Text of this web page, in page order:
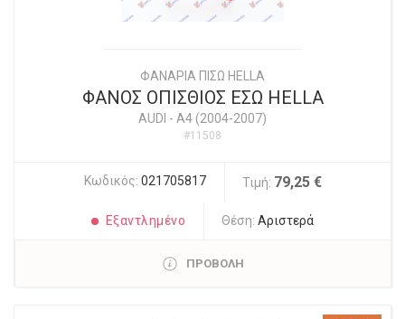
ΦΑΝΑΡΙΑ ΠΙΣΩ HELLA
ΦΑΝΟΣ ΟΠΙΣΘΙΟΣ ΕΣΩ HELLA
AUDI - A4 (2004-2007)
#11508
Κωδικός: 021705817 Τιμή: 79,25 €
Εξαντλημένο Θέση:Αριστερά
ΠΡΟΒΟΛΗ